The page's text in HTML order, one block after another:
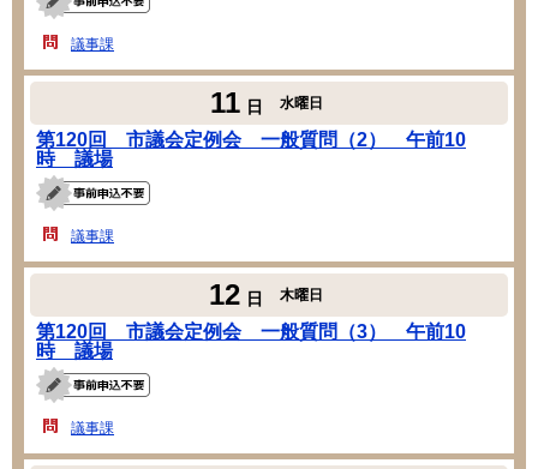
議事課
11 日 水曜日
第120回 市議会定例会 一般質問（2） 午前10
時 議場
議事課
12 日 木曜日
第120回 市議会定例会 一般質問（3） 午前10
時 議場
議事課